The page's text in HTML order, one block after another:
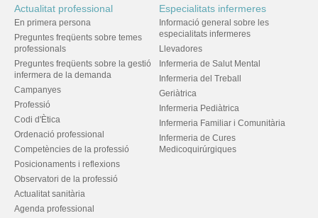
Actualitat professional
En primera persona
Preguntes freqüents sobre temes
professionals
Preguntes freqüents sobre la gestió
infermera de la demanda
Campanyes
Professió
Codi d'Ètica
Ordenació professional
Competències de la professió
Posicionaments i reflexions
Observatori de la professió
Actualitat sanitària
Agenda professional
Especialitats infermeres
Informació general sobre les
especialitats infermeres
Llevadores
Infermeria de Salut Mental
Infermeria del Treball
Geriàtrica
Infermeria Pediàtrica
Infermeria Familiar i Comunitària
Infermeria de Cures
Medicoquirúrgiques